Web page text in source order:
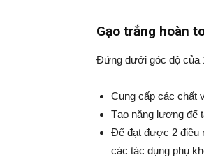
Gạo trắng hoàn
Đứng dưới góc độ của
Cung cấp các chất
Tạo năng lượng để
Để đạt được 2 điều
các tác dụng phụ